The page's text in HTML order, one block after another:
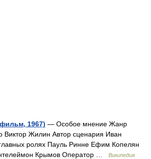
1967) — Особое мнение Жанр
Виктор Жилин Автор сценария Иван
ролях Пауль Ринне Ефим Копелян
Крымов Оператор …
Википедия